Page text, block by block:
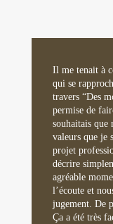
Il me tenait à
qui se
travers “Des
permise de
souhaitais que
valeurs que je
projet
décrire
agréable
l’écoute et
jugement. De
Ça a été très